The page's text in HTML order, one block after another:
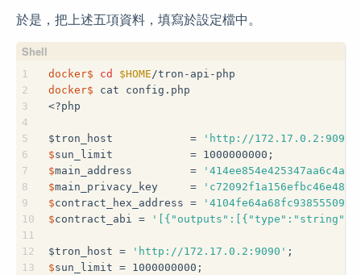
於是，把上述五項資料，填寫於設定檔中。
1
2
3
4
5
6
7
8
9
10
11
12
13
docker$ cd $HOME/tron-api-php
docker$ cat config.php
<?php
$tron_host            = 'http://172.17.0.2:9090'
$sun_limit            = 1000000000;
$main_address         =
$main_privacy_key     =
$contract_hex_address =
$contract_abi =
$tron_host = 'http://172.17.0.2:9090' ;
$sun_limit = 1000000000;